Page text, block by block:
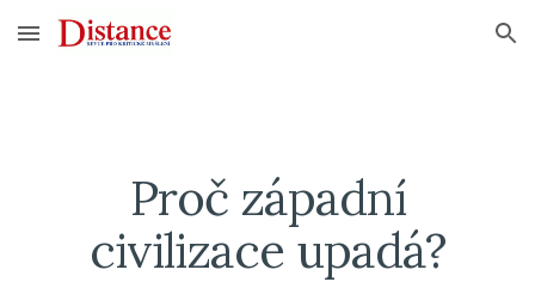
Skip to main content Skip to navigation
Proč západní
civilizace upadá?